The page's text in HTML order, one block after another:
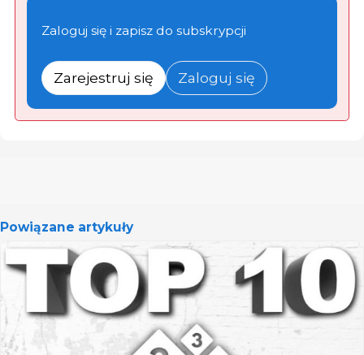
Zaloguj się i zapisz do subskrypcji
Zarejestruj się Zaloguj się
Powiązane artykuły